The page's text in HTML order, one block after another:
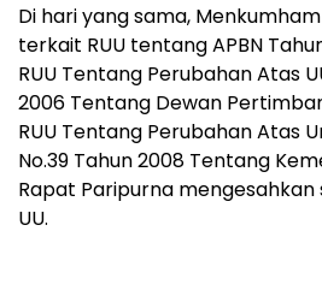
Di hari yang sama,
terkait RUU tentang APBN
RUU Tentang Perubahan Atas
2006 Tentang Dewan
RUU Tentang Perubahan Atas
No.39 Tahun 2008 Tentang
Rapat Paripurna mengesahkan
UU.